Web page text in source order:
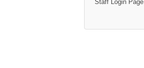
Staff Login Page